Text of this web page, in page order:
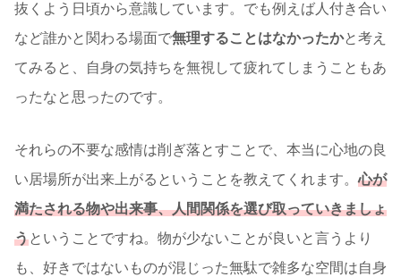
抜くよう日頃から意識しています。でも例えば人付き合い
など誰かと関わる場面で無理することはなかったかと考え
てみると、自身の気持ちを無視して疲れてしまうこともあ
ったなと思ったのです。
それらの不要な感情は削ぎ落とすことで、本当に心地の良
い居場所が出来上がるということを教えてくれます。心が
満たされる物や出来事、人間関係を選び取っていきましょ
うということですね。物が少ないことが良いと言うより
も、好きではないものが混じった無駄で雑多な空間は自身